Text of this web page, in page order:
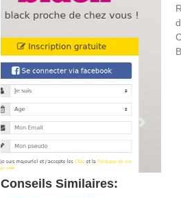
Conseils Similaires: